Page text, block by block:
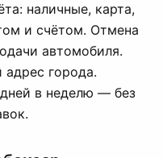
наличные, карта,
и счётом. Отмена
автомобиля.
города.
в неделю — без